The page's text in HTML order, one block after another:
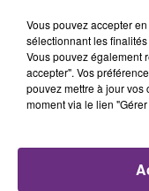
TITRES
12h35
12h35
Vous pouvez accepter
sélectionnant les
Vous pouvez également
accepter". Vos
pouvez mettre à jour vos
moment via le lien